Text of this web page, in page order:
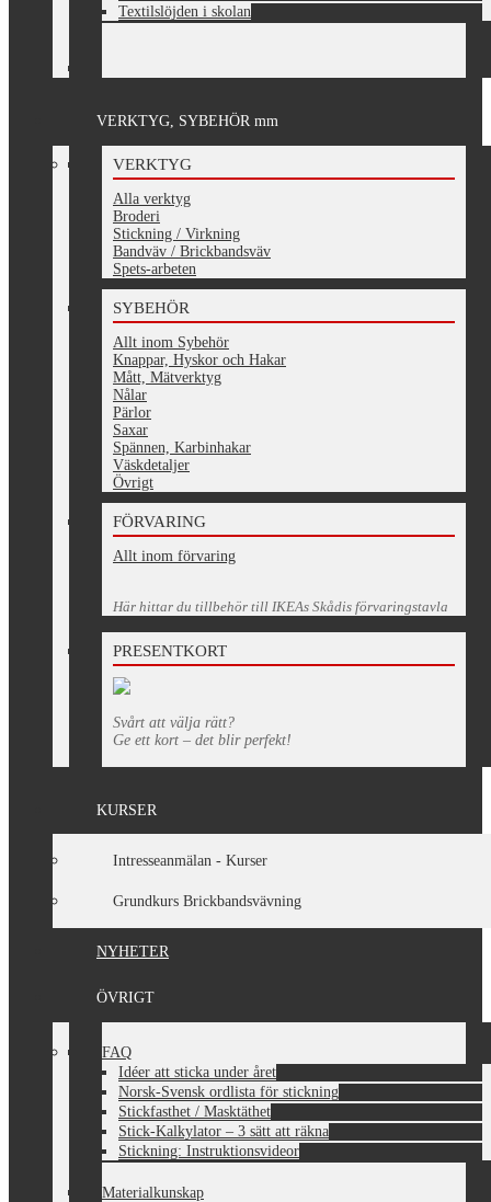
Textilslöjden i skolan
VERKTYG, SYBEHÖR mm
VERKTYG
Alla verktyg
Broderi
Stickning / Virkning
Bandväv / Brickbandsväv
Spets-arbeten
SYBEHÖR
Allt inom Sybehör
Knappar, Hyskor och Hakar
Mått, Mätverktyg
Nålar
Pärlor
Saxar
Spännen, Karbinhakar
Väskdetaljer
Övrigt
FÖRVARING
Allt inom förvaring
Här hittar du tillbehör till IKEAs Skådis förvaringstavla
PRESENTKORT
Svårt att välja rätt?
Ge ett kort – det blir perfekt!
KURSER
Intresseanmälan - Kurser
Grundkurs Brickbandsvävning
NYHETER
ÖVRIGT
FAQ
Idéer att sticka under året
Norsk-Svensk ordlista för stickning
Stickfasthet / Masktäthet
Stick-Kalkylator – 3 sätt att räkna
Stickning: Instruktionsvideor
Materialkunskap